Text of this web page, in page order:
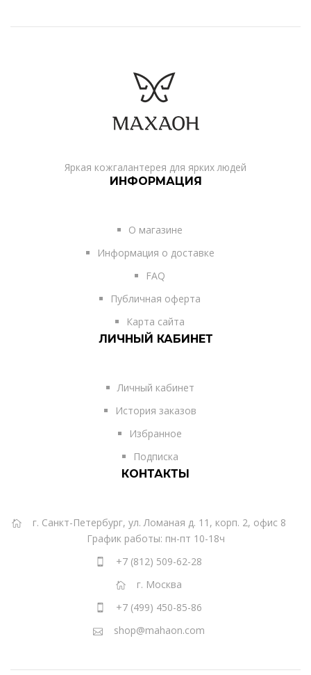
Яркая кожгалантерея для ярких людей
ИНФОРМАЦИЯ
О магазине
Информация о доставке
FAQ
Публичная оферта
Карта сайта
ЛИЧНЫЙ КАБИНЕТ
Личный кабинет
История заказов
Избранное
Подписка
КОНТАКТЫ
г. Санкт-Петербург, ул. Ломаная д. 11, корп. 2, офис 8
График работы: пн-пт 10-18ч
+7 (812) 509-62-28
г. Москва
+7 (499) 450-85-86
shop@mahaon.com